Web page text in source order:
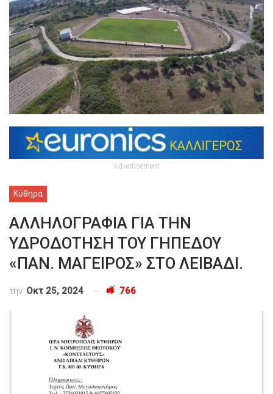
Advertisement
Κύθηρα
ΑΛΛΗΛΟΓΡΑΦΙΑ ΓΙΑ ΤΗΝ
ΥΔΡΟΔΟΤΗΣΗ ΤΟΥ ΓΗΠΕΔΟΥ
«ΠΑΝ. ΜΑΓΕΙΡΟΣ» ΣΤΟ ΛΕΙΒΑΔΙ.
την Οκτ 25, 2024 766